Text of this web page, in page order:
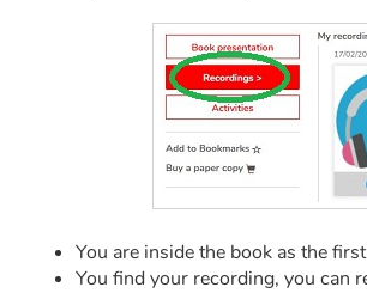
You are inside the book as the
You find your recording, you can